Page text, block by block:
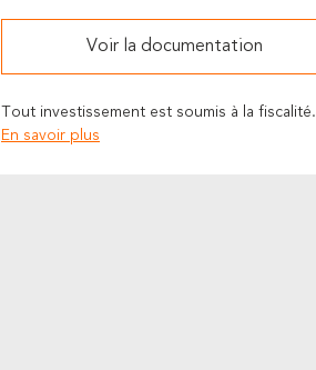
Voir la documentation
Tout investissement est soumis à la fiscalité.
En savoir plus